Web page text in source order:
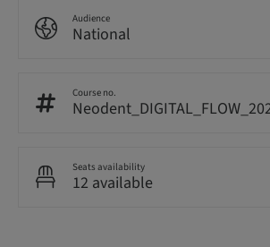
Audience
National
Course no.
Seats availability
12 available